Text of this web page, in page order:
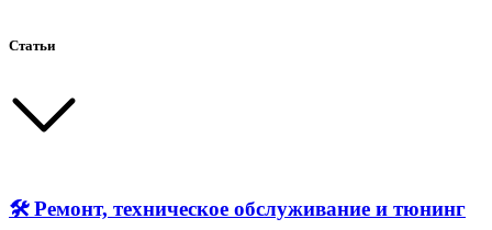
Статьи
🛠 Ремонт, техническое обслуживание и тюнинг